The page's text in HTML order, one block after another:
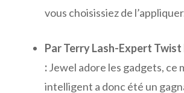
vous choisissiez de
Par Terry Lash-Expert
:Jewel adore les gadgets, ce
intelligent a donc été un